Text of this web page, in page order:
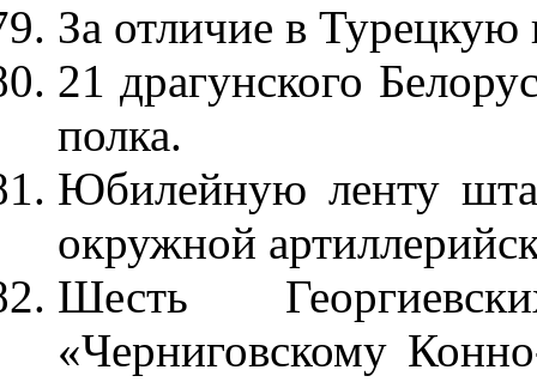
За отличие в Турецкую
21 драгунского
полка.
Юбилейную ленту
окружной
Шесть
«Черниговскому